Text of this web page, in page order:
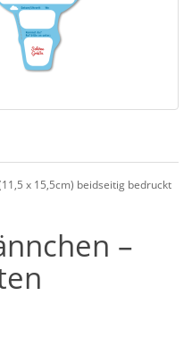
x 15,5cm) beidseitig bedruckt
–